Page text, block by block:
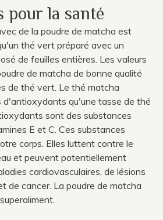
pour la santé
de la poudre de matcha est
thé vert préparé avec un
de feuilles entières. Les valeurs
de matcha de bonne qualité
de thé vert. Le thé matcha
qu'une tasse de thé
sont des substances
E et C. Ces substances
corps. Elles luttent contre le
et peuvent potentiellement
cardiovasculaires, de lésions
de cancer. La poudre de matcha